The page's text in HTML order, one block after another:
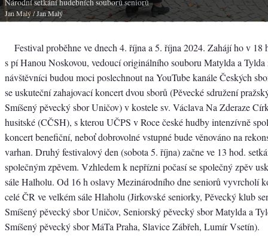
Jan Malý/ Jan Malý
Festival proběhne ve dnech 4. října a 5. října 2024. Zahájí ho v 18
s pí Hanou Noskovou, vedoucí originálního souboru Matylda a
návštěvníci budou moci poslechnout na YouTube kanále Českých
se uskuteční zahajovací koncert dvou sborů (Pěvecké sdružení
Smíšený pěvecký sbor Uničov) v kostele sv. Václava Na Zderaze
husitské (CČSH), s kterou UČPS v Roce české hudby intenzívně
koncert benefiční, neboť dobrovolné vstupné bude věnováno na
varhan. Druhý festivalový den (sobota 5. října) začne ve 13 hod.
společným zpěvem. Vzhledem k nepřízni počasí se společný zpěv
sále Halholu. Od 16 h oslavy Mezinárodního dne seniorů vyvrcholí
celé ČR ve velkém sále Hlaholu (Jirkovské seniorky, Pěvecký klub
Smíšený pěvecký sbor Uničov, Seniorský pěvecký sbor Matylda a
Smíšený pěvecký sbor MáTa Praha, Slavice Zábřeh, Lumír Vsetín).